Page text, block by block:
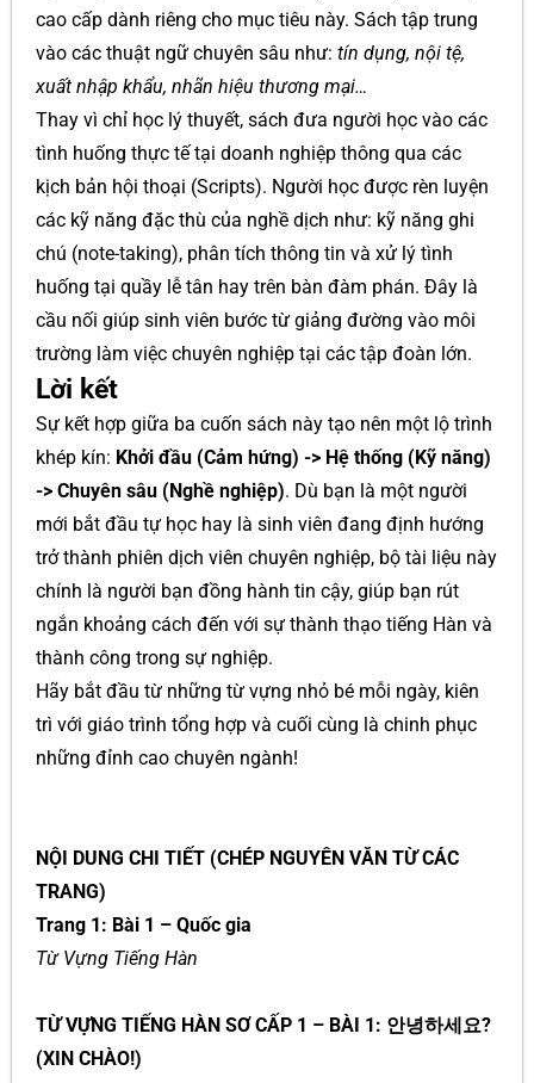
cao cấp dành riêng cho mục tiêu này. Sách tập trung
vào các thuật ngữ chuyên sâu như: tín dụng, nội tệ,
xuất nhập khẩu, nhãn hiệu thương mại…
Thay vì chỉ học lý thuyết, sách đưa người học vào các
tình huống thực tế tại doanh nghiệp thông qua các
kịch bản hội thoại (Scripts). Người học được rèn luyện
các kỹ năng đặc thù của nghề dịch như: kỹ năng ghi
chú (note-taking), phân tích thông tin và xử lý tình
huống tại quầy lễ tân hay trên bàn đàm phán. Đây là
cầu nối giúp sinh viên bước từ giảng đường vào môi
trường làm việc chuyên nghiệp tại các tập đoàn lớn.
Lời kết
Sự kết hợp giữa ba cuốn sách này tạo nên một lộ trình
khép kín: Khởi đầu (Cảm hứng) -> Hệ thống (Kỹ năng)
-> Chuyên sâu (Nghề nghiệp). Dù bạn là một người
mới bắt đầu tự học hay là sinh viên đang định hướng
trở thành phiên dịch viên chuyên nghiệp, bộ tài liệu này
chính là người bạn đồng hành tin cậy, giúp bạn rút
ngắn khoảng cách đến với sự thành thạo tiếng Hàn và
thành công trong sự nghiệp.
Hãy bắt đầu từ những từ vựng nhỏ bé mỗi ngày, kiên
trì với giáo trình tổng hợp và cuối cùng là chinh phục
những đỉnh cao chuyên ngành!
NỘI DUNG CHI TIẾT (CHÉP NGUYÊN VĂN TỪ CÁC
TRANG)
Trang 1: Bài 1 – Quốc gia
Từ Vựng Tiếng Hàn
TỪ VỰNG TIẾNG HÀN SƠ CẤP 1 – BÀI 1: 안녕하세요?
(XIN CHÀO!)